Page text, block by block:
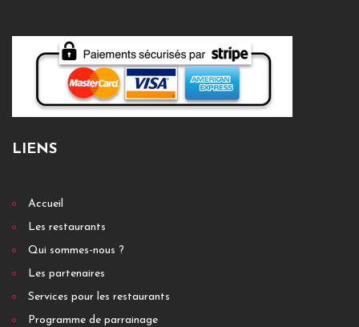
LIENS
Accueil
Les restaurants
Qui sommes-nous ?
Les partenaires
Services pour les restaurants
Programme de parrainage